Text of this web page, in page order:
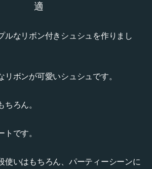
適
ルなリボン付きシュシュを作りまし
リボンが可愛いシュシュです。
ちろん。
トです。
使いはもちろん、パーティーシーンに